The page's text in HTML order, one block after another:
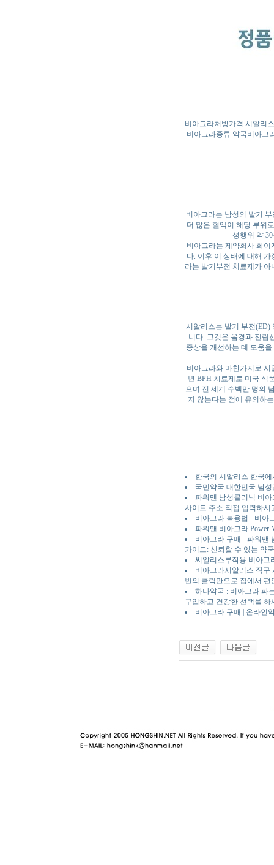
비아그라처방가격 시알리
비아그라종류 약국비아그
비아그라는 남성의 발기
더 많은 혈액이 해당 부위
성행위 약
비아그라는 제약회사 화
다. 이후 이 상태에 대해
라는 발기부전 치료제가
시알리스는 발기 부전(ED)
니다. 그것은 음경과 전립
증상을 개선하는 데 도움
비아그라와 마찬가지로 시
년 BPH 치료제로 미국 식
으며 전 세계 수백만 명의
지 않는다는 점에 유의하
한국의 시알리스 한국
국민약국 대한민국 남
파워맨 남성클리닉 비
사이트 주소 직접 입력하
비아그라 복용법 - 비아
파워맨 비아그라 Power
비아그라 구매 - 파워맨
가이드: 신뢰할 수 있는 약
씨알리스부작용 비아그
비아그라시알리스 직구
번의 클릭만으로 집에서
하나약국 : 비아그라 파
구입하고 건강한 선택을 하
비아그라 구매 | 온라인